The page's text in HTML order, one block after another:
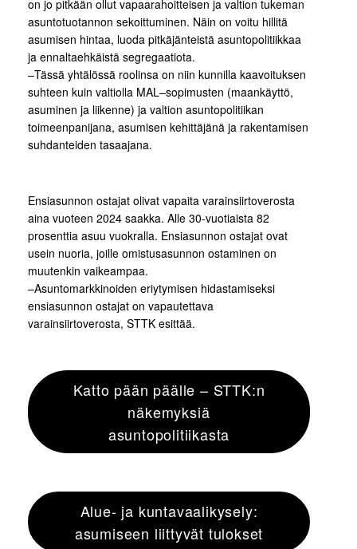
on jo pitkään ollut vapaarahoitteisen ja valtion tukeman
asuntotuotannon sekoittuminen. Näin on voitu hillitä
asumisen hintaa, luoda pitkäjänteistä asuntopolitiikkaa
ja ennaltaehkäistä segregaatiota.
–Tässä yhtälössä roolinsa on niin kunnilla kaavoituksen
suhteen kuin valtiolla MAL–sopimusten (maankäyttö,
asuminen ja liikenne) ja valtion asuntopolitiikan
toimeenpanijana, asumisen kehittäjänä ja rakentamisen
suhdanteiden tasaajana.
Ensiasunnon ostajat olivat vapaita varainsiirtoverosta
aina vuoteen 2024 saakka. Alle 30-vuotiaista 82
prosenttia asuu vuokralla. Ensiasunnon ostajat ovat
usein nuoria, joille omistusasunnon ostaminen on
muutenkin vaikeampaa.
–Asuntomarkkinoiden eriytymisen hidastamiseksi
ensiasunnon ostajat on vapautettava
varainsiirtoverosta, STTK esittää.
Katto pään päälle – STTK:n
näkemyksiä
asuntopolitiikasta
Alue- ja kuntavaalikysely:
asumiseen liittyvät tulokset